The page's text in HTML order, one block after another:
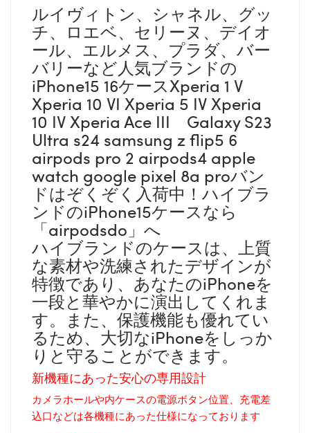
ルイヴィトン、シャネル、グッ
チ、ロエベ、セリーヌ、デイオ
ール、エルメス、プラダ、バー
バリーなど人気ブランドの
iPhone15 16ケースXperia 1 V
Xperia 10 VI Xperia 5 IV Xperia
10 IV Xperia Ace III Galaxy S23
Ultra s24 samsung z flip5 6
airpods pro 2 airpods4 apple
watch google pixel 8a proバン
ドはぞくぞく入荷中！ハイブラ
ンドのiPhone15ケースなら
「airpodsdo」へ
ハイブランドのケースは、上質
な素材や洗練されたデザインが
特徴であり、あなたのiPhoneを
一段と華やかに演出してくれま
す。また、保護機能も優れてい
るため、大切なiPhoneをしっか
りと守ることができます。
新機種にあった安心の専用設計
カメラホールや内ケースの電源ボタン位置、充電差
込口などは各機種にあった仕様になっております